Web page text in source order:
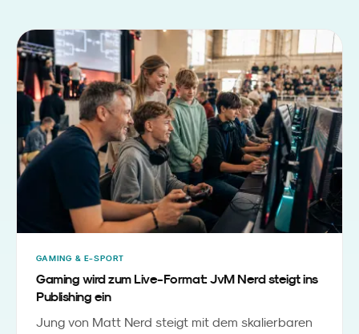
GAMING & E-SPORT
Gaming wird zum Live-Format: JvM Nerd steigt ins
Publishing ein
Jung von Matt Nerd steigt mit dem skalierbaren